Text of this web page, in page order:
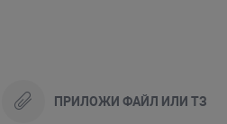
ПРИЛОЖИ ФАЙЛ ИЛИ ТЗ